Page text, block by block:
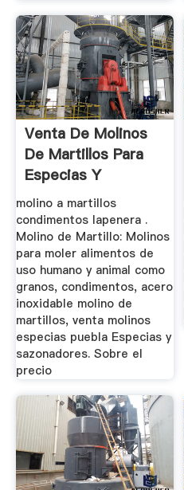
Venta De Molinos
De Martillos Para
Especias Y
Condimentos
molino a martillos
condimentos lapenera .
Molino de Martillo: Molinos
para moler alimentos de
uso humano y animal como
granos, condimentos, acero
inoxidable molino de
martillos, venta molinos
especias puebla Especias y
sazonadores. Sobre el
precio